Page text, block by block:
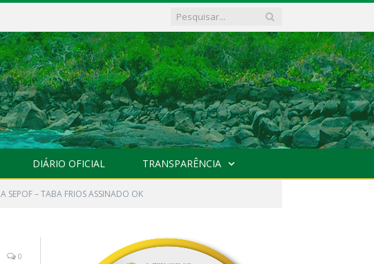
DIÁRIO OFICIAL TRANSPARÊNCIA
SEPOF – TABA FRIOS ASSINADO OK
0